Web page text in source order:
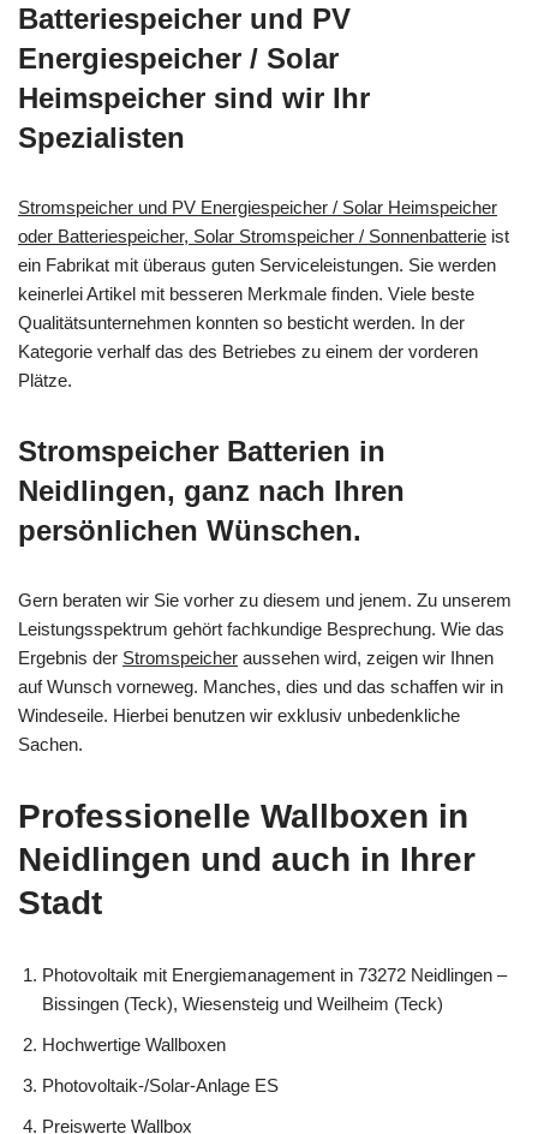
Batteriespeicher und PV
Energiespeicher / Solar
Heimspeicher sind wir Ihr
Spezialisten
Stromspeicher und PV Energiespeicher / Solar Heimspeicher
oder Batteriespeicher, Solar Stromspeicher / Sonnenbatterie ist
ein Fabrikat mit überaus guten Serviceleistungen. Sie werden
keinerlei Artikel mit besseren Merkmale finden. Viele beste
Qualitätsunternehmen konnten so besticht werden. In der
Kategorie verhalf das des Betriebes zu einem der vorderen
Plätze.
Stromspeicher Batterien in
Neidlingen, ganz nach Ihren
persönlichen Wünschen.
Gern beraten wir Sie vorher zu diesem und jenem. Zu unserem
Leistungsspektrum gehört fachkundige Besprechung. Wie das
Ergebnis der Stromspeicher aussehen wird, zeigen wir Ihnen
auf Wunsch vorneweg. Manches, dies und das schaffen wir in
Windeseile. Hierbei benutzen wir exklusiv unbedenkliche
Sachen.
Professionelle Wallboxen in
Neidlingen und auch in Ihrer
Stadt
Photovoltaik mit Energiemanagement in 73272 Neidlingen –
Bissingen (Teck), Wiesensteig und Weilheim (Teck)
Hochwertige Wallboxen
Photovoltaik-/Solar-Anlage ES
Preiswerte Wallbox